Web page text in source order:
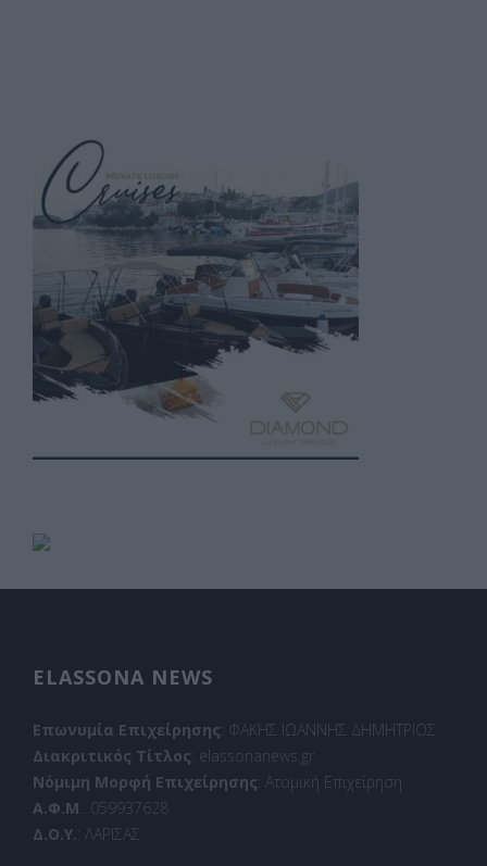
ELASSONA NEWS
Επωνυμία Επιχείρησης: ΦΑΚΗΣ ΙΩΑΝΝΗΣ ΔΗΜΗΤΡΙΟΣ
Διακριτικός Τίτλος: elassonanews.gr
Νόμιμη Μορφή Επιχείρησης: Ατομική Επιχείρηση
Α.Φ.Μ.: 059937628
Δ.Ο.Υ.: ΛΑΡΙΣΑΣ